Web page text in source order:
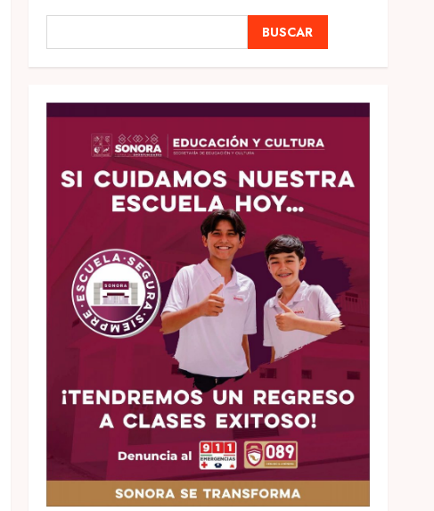
BUSCAR